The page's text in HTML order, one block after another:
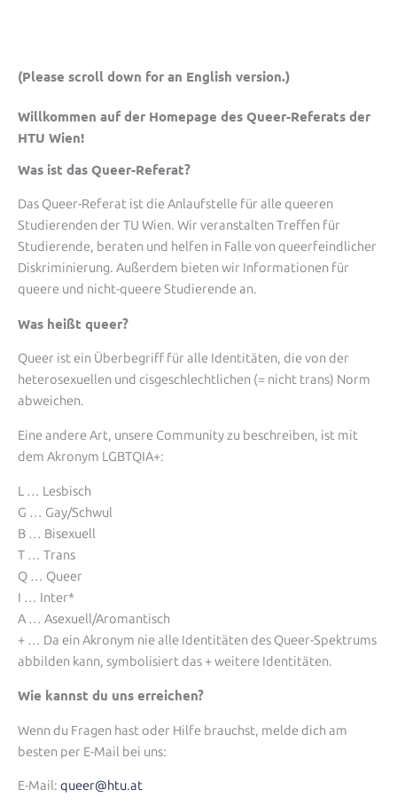
(Please scroll down for an English version.)
Willkommen auf der Homepage des Queer-Referats der
HTU Wien!
Was ist das Queer-Referat?
Das Queer-Referat ist die Anlaufstelle für alle queeren
Studierenden der TU Wien. Wir veranstalten Treffen für
Studierende, beraten und helfen in Falle von queerfeindlicher
Diskriminierung. Außerdem bieten wir Informationen für
queere und nicht-queere Studierende an.
Was heißt queer?
Queer ist ein Überbegriff für alle Identitäten, die von der
heterosexuellen und cisgeschlechtlichen (= nicht trans) Norm
abweichen.
Eine andere Art, unsere Community zu beschreiben, ist mit
dem Akronym LGBTQIA+:
L … Lesbisch
G … Gay/Schwul
B … Bisexuell
T … Trans
Q … Queer
I … Inter*
A … Asexuell/Aromantisch
+ … Da ein Akronym nie alle Identitäten des Queer-Spektrums
abbilden kann, symbolisiert das + weitere Identitäten.
Wie kannst du uns erreichen?
Wenn du Fragen hast oder Hilfe brauchst, melde dich am
besten per E-Mail bei uns:
E-Mail: queer@htu.at